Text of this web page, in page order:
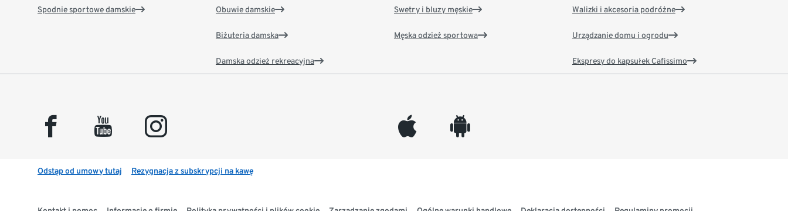
Spodnie sportowe damskie Obuwie damskie
Biżuteria damska
Damska odzież rekreacyjna
Swetry i bluzy męskie
Męska odzież sportowa
Walizki i akcesoria podróżne
Urządzanie domu i ogrodu
Ekspresy do kapsułek Cafissimo
facebook youtube instagram appleinc android
Odstąp od umowy tutaj Rezygnacja z subskrypcji na kawę